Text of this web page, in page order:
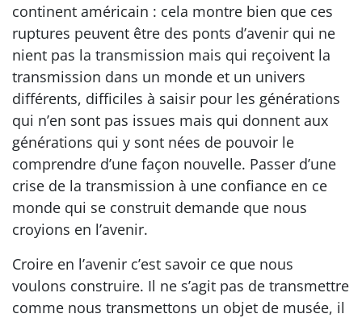
continent américain : cela montre bien que ces
ruptures peuvent être des ponts d’avenir qui ne
nient pas la transmission mais qui reçoivent la
transmission dans un monde et un univers
différents, difficiles à saisir pour les générations
qui n’en sont pas issues mais qui donnent aux
générations qui y sont nées de pouvoir le
comprendre d’une façon nouvelle. Passer d’une
crise de la transmission à une confiance en ce
monde qui se construit demande que nous
croyions en l’avenir.
Croire en l’avenir c’est savoir ce que nous
voulons construire. Il ne s’agit pas de transmettre
comme nous transmettons un objet de musée, il